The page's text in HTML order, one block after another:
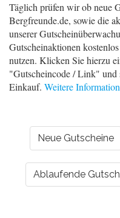
Täglich prüfen wir ob neue
Bergfreunde.de, sowie die
unserer
Gutscheinaktionen
nutzen. Klicken Sie hierzu
"Gutscheincode / Link" und
Einkauf. Weitere
Neue Gutscheine
Ablaufende